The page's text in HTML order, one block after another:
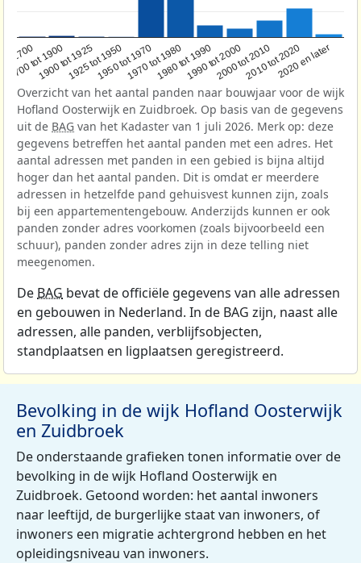
1700
1700 tot 1900
1900 tot 19251925 tot 19501950 tot 19701970 tot 19801980 tot 19901990 tot 20002000 tot 20102010 tot 20202020 en later
Overzicht van het aantal panden naar bouwjaar voor de wijk
Hofland Oosterwijk en Zuidbroek. Op basis van de gegevens
uit de BAG van het Kadaster van 1 juli 2026. Merk op: deze
gegevens betreffen het aantal panden met een adres. Het
aantal adressen met panden in een gebied is bijna altijd
hoger dan het aantal panden. Dit is omdat er meerdere
adressen in hetzelfde pand gehuisvest kunnen zijn, zoals
bij een appartementengebouw. Anderzijds kunnen er ook
panden zonder adres voorkomen (zoals bijvoorbeeld een
schuur), panden zonder adres zijn in deze telling niet
meegenomen.
De BAG bevat de officiële gegevens van alle adressen
en gebouwen in Nederland. In de BAG zijn, naast alle
adressen, alle panden, verblijfsobjecten,
standplaatsen en ligplaatsen geregistreerd.
Bevolking in de wijk Hofland Oosterwijk
en Zuidbroek
De onderstaande grafieken tonen informatie over de
bevolking in de wijk Hofland Oosterwijk en
Zuidbroek. Getoond worden: het aantal inwoners
naar leeftijd, de burgerlijke staat van inwoners, of
inwoners een migratie achtergrond hebben en het
opleidingsniveau van inwoners.